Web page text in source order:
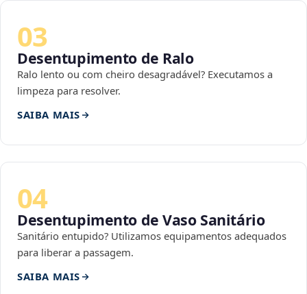
03
Desentupimento de Ralo
Ralo lento ou com cheiro desagradável? Executamos a
limpeza para resolver.
SAIBA MAIS
04
Desentupimento de Vaso Sanitário
Sanitário entupido? Utilizamos equipamentos adequados
para liberar a passagem.
SAIBA MAIS